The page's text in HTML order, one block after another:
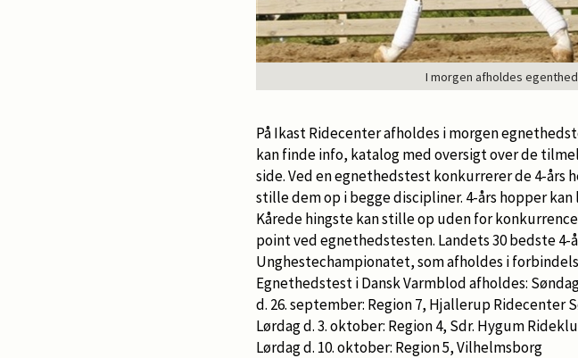
I morgen afholdes
På Ikast Ridecenter afholdes i morgen
kan finde info, katalog med oversigt over de
side. Ved en egnethedstest konkurrerer de 4-års
stille dem op i begge discipliner. 4-års hopper
Kårede hingste kan stille op uden for
point ved egnethedstesten. Landets 30 bedste
Unghestechampionatet, som afholdes i
Egnethedstest i Dansk Varmblod afholdes:
d. 26. september: Region 7, Hjallerup Ridecenter
Lørdag d. 3. oktober: Region 4, Sdr. Hygum
Lørdag d. 10. oktober: Region 5, Vilhelmsborg